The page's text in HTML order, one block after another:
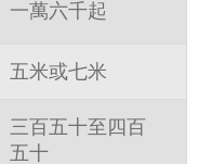
一萬六千起
五米或七米
三百五十至四百
五十